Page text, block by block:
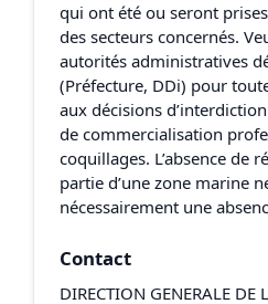
qui ont été ou seront
des secteurs concernés.
autorités administratives
(Préfecture, DDi) pour
aux décisions
de commercialisation
coquillages. L’absence de
partie d’une zone marine
nécessairement une
Contact
DIRECTION GENERALE DE